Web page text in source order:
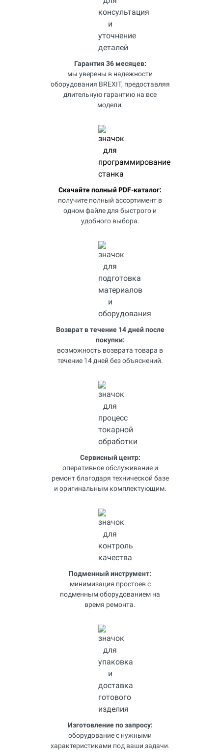
Гарантия 36 месяцев:
мы уверены в надежности
оборудования BREXIT, предоставляя
длительную гарантию на все
модели.
Скачайте полный PDF-каталог:
получите полный ассортимент в
одном файле для быстрого и
удобного выбора.
Возврат в течение 14 дней после
покупки:
возможность возврата товара в
течение 14 дней без объяснений.
Сервисный центр:
оперативное обслуживание и
ремонт благодаря технической базе
и оригинальным комплектующим.
Подменный инструмент:
минимизация простоев с
подменным оборудованием на
время ремонта.
Изготовление по запросу:
оборудование с нужными
характеристиками под ваши задачи.